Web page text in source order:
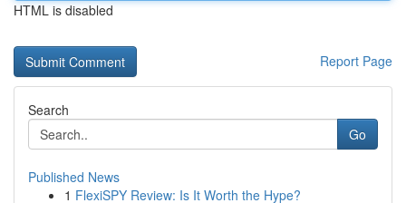
HTML is disabled
Report Page
Search
Go
Published News
1 FlexiSPY Review: Is It Worth the Hype?